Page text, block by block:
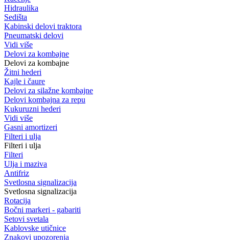
Hidraulika
Sedišta
Kabinski delovi traktora
Pneumatski delovi
Vidi više
Delovi za kombajne
Delovi za kombajne
Žitni hederi
Kajle i čaure
Delovi za silažne kombajne
Delovi kombajna za repu
Kukuruzni hederi
Vidi više
Gasni amortizeri
Filteri i ulja
Filteri i ulja
Filteri
Ulja i maziva
Antifriz
Svetlosna signalizacija
Svetlosna signalizacija
Rotacija
Bočni markeri - gabariti
Setovi svetala
Kablovske utičnice
Znakovi upozorenja